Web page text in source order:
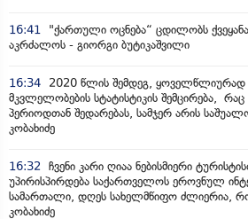
16:41
"ქართული ოცნება“ ცდილობს
აკრძალოს - გიორგი ბუტიკაშვილი
16:34
2020 წლის შემდეგ, ყოველწლიურად
მკვლელობების სტატისტიკის შემცირება,
პერიოდთან შედარებას, სამჯერ არის
კობახიძე
16:32
ჩვენი კარი ღიაა ნებისმიერი
უპირისპირდება საქართველოს ეროვნულ
სამართალი, დღეს სახელმწიფო ძლიერია,
კობახიძე